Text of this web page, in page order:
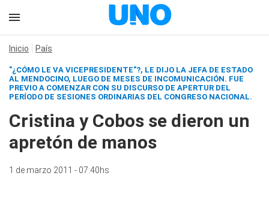
Inicio País
"¿CÓMO LE VA VICEPRESIDENTE"?, LE DIJO LA JEFA DE ESTADO
AL MENDOCINO, LUEGO DE MESES DE INCOMUNICACIÓN. FUE
PREVIO A COMENZAR CON SU DISCURSO DE APERTUR DEL
PERÍODO DE SESIONES ORDINARIAS DEL CONGRESO NACIONAL.
Cristina y Cobos se dieron un
apretón de manos
1 de marzo 2011 - 07:40hs